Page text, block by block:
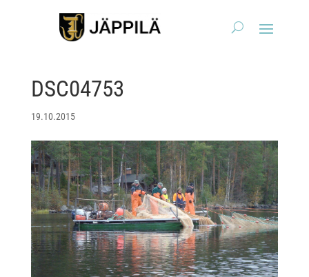
DSC04753
19.10.2015